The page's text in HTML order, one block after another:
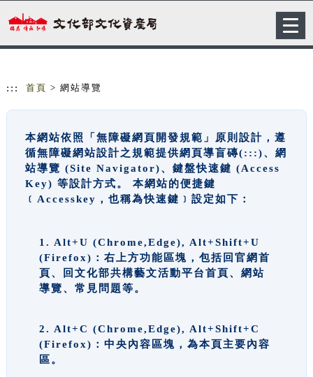
::: 首頁 > 網站導覽
本網站依照「無障礙網頁開發規範」原則設計，遵
循無障礙網站設計之規範提供網頁導盲磚(:::)、網
站導覽 (Site Navigator)、鍵盤快速鍵 (Access
Key) 等設計方式。 本網站的便捷鍵
﹝Accesskey，也稱為快速鍵﹞設定如下：
1. Alt+U (Chrome,Edge), Alt+Shift+U
(Firefox)：右上方功能區塊，包括回官網首
頁、回文化部共構藝文活動平台首頁、網站
導覽、常見問題等。
2. Alt+C (Chrome,Edge), Alt+Shift+C
(Firefox)：中央內容區塊，為本頁主要內容
區。